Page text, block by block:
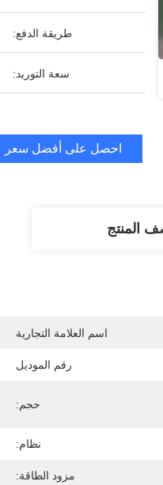
طريقة الدفع:
سعة التوريد:
احصل على أفضل سعر
المنتج
اسم العلامة التجارية
رقم الموديل
حجم:
نظام:
مزود الطاقة: